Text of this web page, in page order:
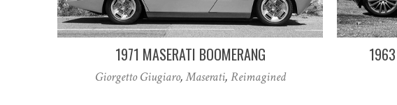
1971 MASERATI BOOMERANG
Giorgetto Giugiaro,Maserati, Reimagined